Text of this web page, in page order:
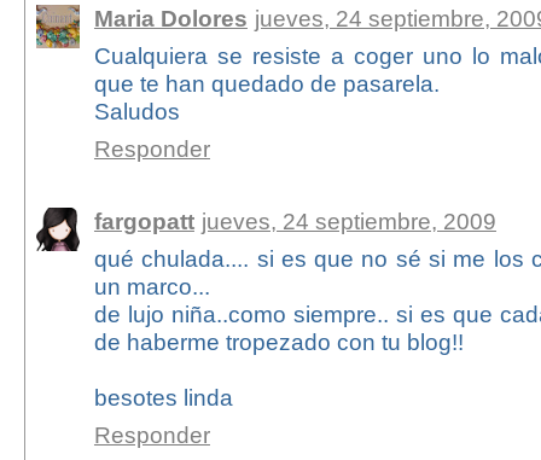
Maria Dolores jueves, 24 septiembre,
Cualquiera se resiste a coger uno lo
que te han quedado de pasarela.
Saludos
Responder
fargopatt jueves, 24 septiembre, 2009
qué chulada.... si es que no sé si me los
un marco...
de lujo niña..como siempre.. si es que
de haberme tropezado con tu blog!!
besotes linda
Responder